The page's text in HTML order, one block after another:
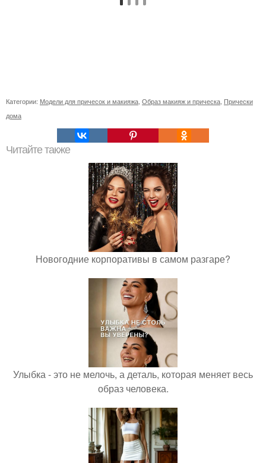
Категории: Модели для причесок и макияжа Образ макияж и прическа Прически
дома
Читайте также
Новогодние корпоративы в самом разгаре?
Улыбка - это не мелочь, а деталь, которая меняет весь
образ человека.